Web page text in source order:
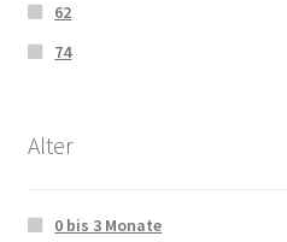
62
74
Alter
0 bis 3 Monate